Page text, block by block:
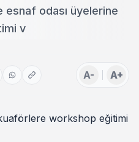
esnaf odası üyelerine
v
A- A+